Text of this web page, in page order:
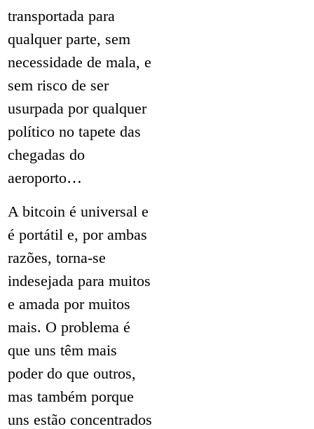
transportada para
qualquer parte, sem
necessidade de mala, e
sem risco de ser
usurpada por qualquer
político no tapete das
chegadas do
aeroporto…
A bitcoin é universal e
é portátil e, por ambas
razões, torna-se
indesejada para muitos
e amada por muitos
mais. O problema é
que uns têm mais
poder do que outros,
mas também porque
uns estão concentrados